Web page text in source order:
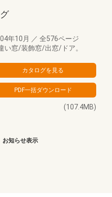
年10月 ／ 全576ページ
い窓/装飾窓/出窓/ドア。
(107.4MB)
お知らせ表示